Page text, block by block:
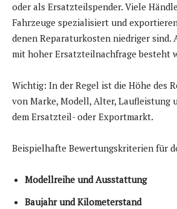
oder als Ersatzteilspender. Viele
Fahrzeuge spezialisiert und
denen Reparaturkosten niedriger sind.
mit hoher Ersatzteilnachfrage besteht
Wichtig: In der Regel ist die Höhe des
von Marke, Modell, Alter, Laufleistung
dem Ersatzteil- oder Exportmarkt.
Beispielhafte Bewertungskriterien für
Modellreihe und Ausstattung
Baujahr und Kilometerstand